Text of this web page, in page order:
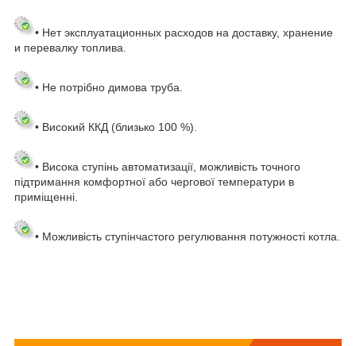
• Нет эксплуатационных расходов на доставку, хранение
и перевалку топлива.
• Не потрібно димова труба.
• Високий ККД (близько 100 %).
• Висока ступінь автоматизації, можливість точного
підтримання комфортної або чергової температури в
приміщенні.
• Можливість ступінчастого регулювання потужності котла.